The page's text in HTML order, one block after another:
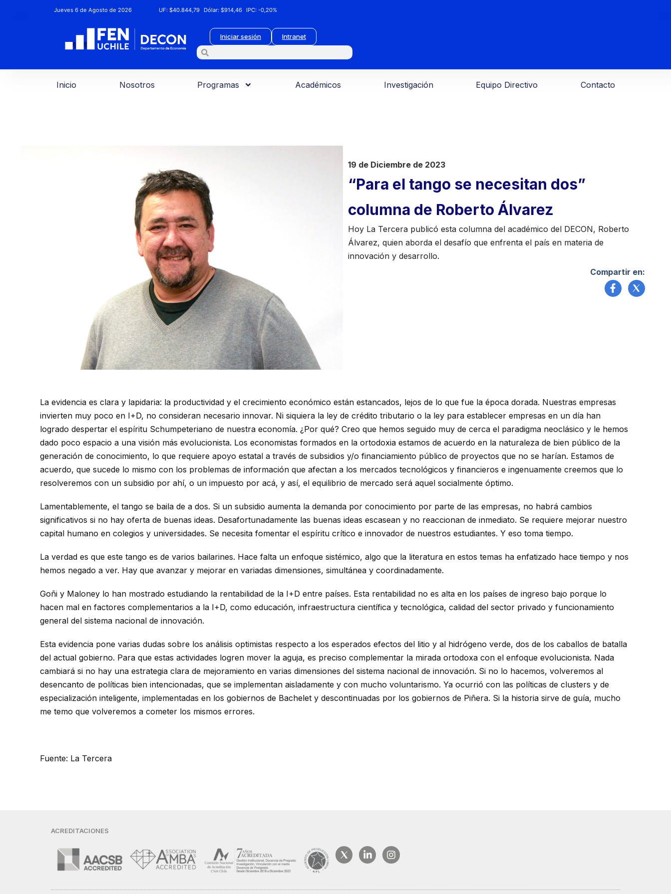
Jueves 6 de Agosto de 2026 UF:$40.844,79 Dólar:$914,46 IPC:-0,20%
Iniciar sesión Intranet
Inicio Nosotros Programas Académicos Investigación Equipo Directivo Contacto
19 de Diciembre de 2023
“Para el tango se necesitan dos”
columna de Roberto Álvarez
Hoy La Tercera publicó esta columna del académico del DECON, Roberto
Álvarez, quien aborda el desafío que enfrenta el país en materia de
innovación y desarrollo.
Compartir en:
La evidencia es clara y lapidaria: la productividad y el crecimiento económico están estancados, lejos de lo que fue la época dorada. Nuestras empresas
invierten muy poco en I+D, no consideran necesario innovar. Ni siquiera la ley de crédito tributario o la ley para establecer empresas en un día han
logrado despertar el espíritu Schumpeteriano de nuestra economía. ¿Por qué? Creo que hemos seguido muy de cerca el paradigma neoclásico y le hemos
dado poco espacio a una visión más evolucionista. Los economistas formados en la ortodoxia estamos de acuerdo en la naturaleza de bien público de la
generación de conocimiento, lo que requiere apoyo estatal a través de subsidios y/o financiamiento público de proyectos que no se harían. Estamos de
acuerdo, que sucede lo mismo con los problemas de información que afectan a los mercados tecnológicos y financieros e ingenuamente creemos que lo
resolveremos con un subsidio por ahí, o un impuesto por acá, y así, el equilibrio de mercado será aquel socialmente óptimo.
Lamentablemente, el tango se baila de a dos. Si un subsidio aumenta la demanda por conocimiento por parte de las empresas, no habrá cambios
significativos si no hay oferta de buenas ideas. Desafortunadamente las buenas ideas escasean y no reaccionan de inmediato. Se requiere mejorar nuestro
capital humano en colegios y universidades. Se necesita fomentar el espíritu crítico e innovador de nuestros estudiantes. Y eso toma tiempo.
La verdad es que este tango es de varios bailarines. Hace falta un enfoque sistémico, algo que la literatura en estos temas ha enfatizado hace tiempo y nos
hemos negado a ver. Hay que avanzar y mejorar en variadas dimensiones, simultánea y coordinadamente.
Goñi y Maloney lo han mostrado estudiando la rentabilidad de la I+D entre países. Esta rentabilidad no es alta en los países de ingreso bajo porque lo
hacen mal en factores complementarios a la I+D, como educación, infraestructura científica y tecnológica, calidad del sector privado y funcionamiento
general del sistema nacional de innovación.
Esta evidencia pone varias dudas sobre los análisis optimistas respecto a los esperados efectos del litio y al hidrógeno verde, dos de los caballos de batalla
del actual gobierno. Para que estas actividades logren mover la aguja, es preciso complementar la mirada ortodoxa con el enfoque evolucionista. Nada
cambiará si no hay una estrategia clara de mejoramiento en varias dimensiones del sistema nacional de innovación. Si no lo hacemos, volveremos al
desencanto de políticas bien intencionadas, que se implementan aisladamente y con mucho voluntarismo. Ya ocurrió con las políticas de clusters y de
especialización inteligente, implementadas en los gobiernos de Bachelet y descontinuadas por los gobiernos de Piñera. Si la historia sirve de guía, mucho
me temo que volveremos a cometer los mismos errores.
Fuente: La Tercera
ACREDITACIONES